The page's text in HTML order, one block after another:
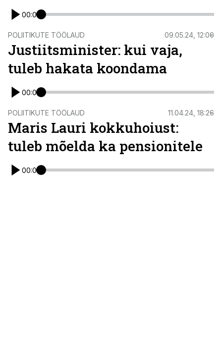
00:00
POLIITIKUTE TÖÖLAUD 09.05.24, 12:00
Justiitsminister: kui vaja,
tuleb hakata koondama
00:00
POLIITIKUTE TÖÖLAUD 11.04.24, 18:26
Maris Lauri kokkuhoiust:
tuleb mõelda ka pensionitele
00:00